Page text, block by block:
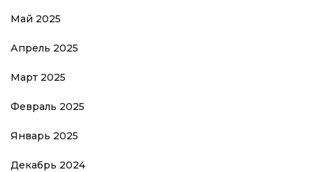
Май 2025
Апрель 2025
Март 2025
Февраль 2025
Январь 2025
Декабрь 2024